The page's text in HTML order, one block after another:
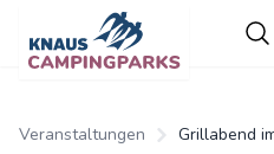
Veranstaltungen
Grillabend